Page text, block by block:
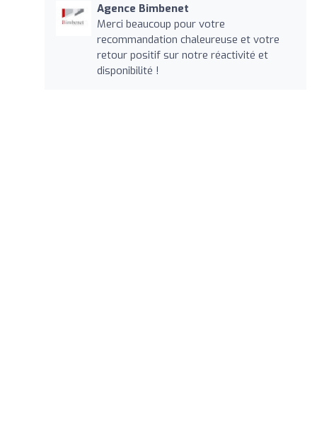
Agence Bimbenet
Merci beaucoup pour votre
recommandation chaleureuse et votre
retour positif sur notre réactivité et
disponibilité !